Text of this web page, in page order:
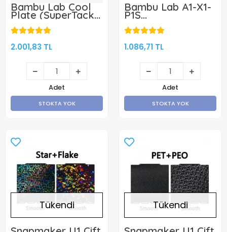
Bambu Lab Cool
Plate (SuperTack)
A1 mini
2.001,83 TL
Adet
STOKTA YOK
Bambu Lab A1-X1-
P1S
PEI+CHAMELEON
PEO Kaplı Yay
Tabla -
1.086,71 TL
Adet
STOKTA YOK
Tükendi Tükendi